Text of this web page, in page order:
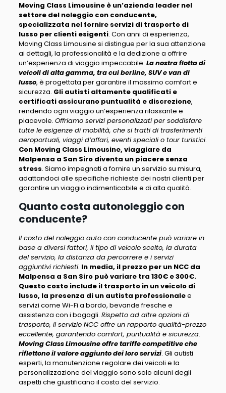
Moving Class Limousine è un’azienda leader nel
settore del noleggio con conducente,
specializzata nel fornire servizi di trasporto di
lusso per clienti esigenti. Con anni di esperienza,
Moving Class Limousine si distingue per la sua attenzione
ai dettagli, la professionalità e la dedizione a offrire
un’esperienza di viaggio impeccabile. La nostra flotta di
veicoli di alta gamma, tra cui berline, SUV e van di
lusso, è progettata per garantire il massimo comfort e
sicurezza. Gli autisti altamente qualificati e
certificati assicurano puntualità e discrezione,
rendendo ogni viaggio un’esperienza rilassante e
piacevole. Offriamo servizi personalizzati per soddisfare
tutte le esigenze di mobilità, che si tratti di trasferimenti
aeroportuali, viaggi d’affari, eventi speciali o tour turistici.
Con Moving Class Limousine, viaggiare da
Malpensa a San Siro diventa un piacere senza
stress. Siamo impegnati a fornire un servizio su misura,
adattandoci alle specifiche richieste dei nostri clienti per
garantire un viaggio indimenticabile e di alta qualità.
Quanto costa autonoleggio con
conducente?
Il costo del noleggio auto con conducente può variare in
base a diversi fattori, il tipo di veicolo scelto, la durata
del servizio, la distanza da percorrere e i servizi
aggiuntivi richiesti. In media, il prezzo per un NCC da
Malpensa a San Siro può variare tra 130€ e 300€.
Questo costo include il trasporto in un veicolo di
lusso, la presenza di un autista professionalee
servizi come Wi-Fi a bordo, bevande fresche e
assistenza con i bagagli. Rispetto ad altre opzioni di
trasporto, il servizio NCC offre un rapporto qualità-prezzo
eccellente, garantendo comfort, puntualità e sicurezza.
Moving Class Limousine offre tariffe competitive che
riflettono il valore aggiunto dei loro servizi. Gli autisti
esperti, la manutenzione regolare dei veicoli e la
personalizzazione del viaggio sono solo alcuni degli
aspetti che giustificano il costo del servizio.